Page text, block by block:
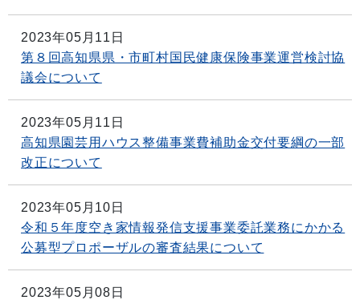
2023年05月11日
第８回高知県県・市町村国民健康保険事業運営検討協
議会について
2023年05月11日
高知県園芸用ハウス整備事業費補助金交付要綱の一部
改正について
2023年05月10日
令和５年度空き家情報発信支援事業委託業務にかかる
公募型プロポーザルの審査結果について
2023年05月08日